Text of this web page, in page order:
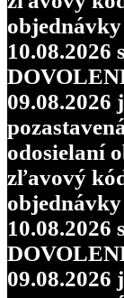
10.08.2026
09.08.2026
odosielaní
zľavový
10.08.2026
09.08.2026